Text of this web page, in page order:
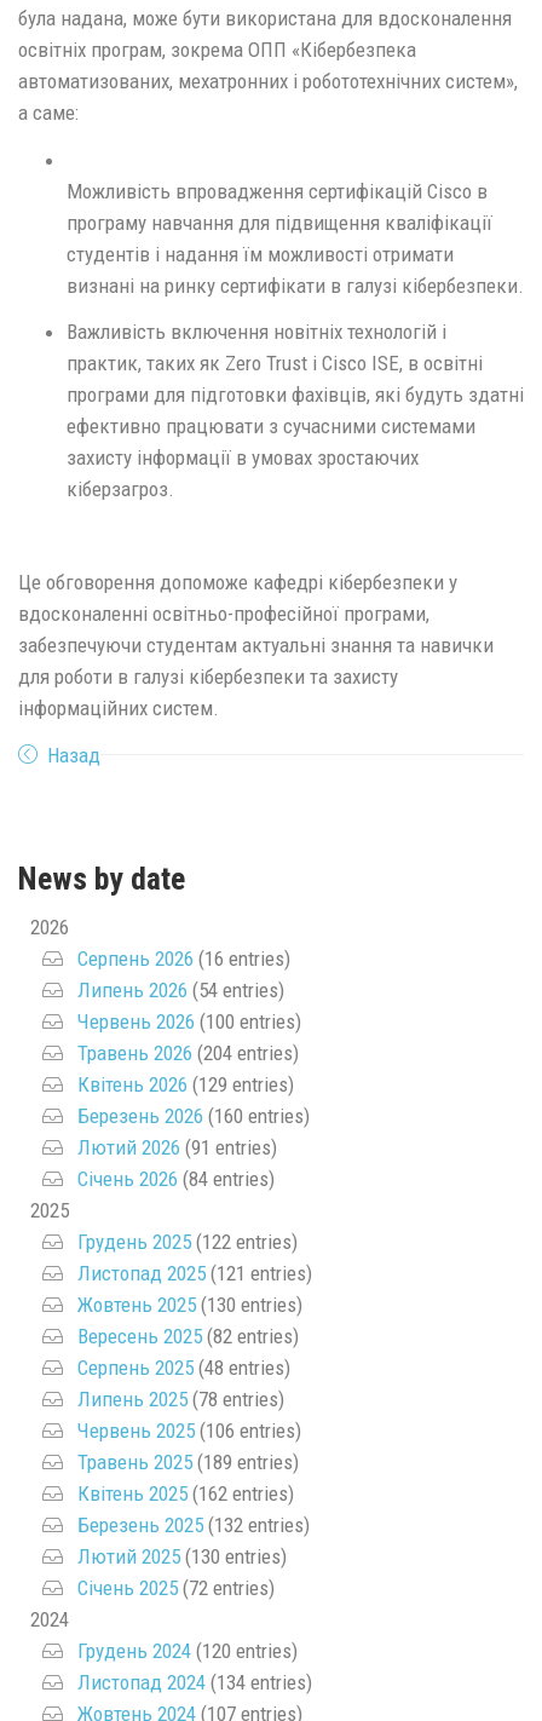
була надана, може бути використана для вдосконалення
освітніх програм, зокрема ОПП «Кібербезпека
автоматизованих, мехатронних і робототехнічних систем»,
а саме:
Можливість впровадження сертифікацій Cisco в
програму навчання для підвищення кваліфікації
студентів і надання їм можливості отримати
визнані на ринку сертифікати в галузі кібербезпеки.
Важливість включення новітніх технологій і
практик, таких як Zero Trust і Cisco ISE, в освітні
програми для підготовки фахівців, які будуть здатні
ефективно працювати з сучасними системами
захисту інформації в умовах зростаючих
кіберзагроз.
Це обговорення допоможе кафедрі кібербезпеки у
вдосконаленні освітньо-професійної програми,
забезпечуючи студентам актуальні знання та навички
для роботи в галузі кібербезпеки та захисту
інформаційних систем.
Назад
News by date
2026
Серпень 2026 (16 entries)
Липень 2026 (54 entries)
Червень 2026 (100 entries)
Травень 2026 (204 entries)
Квітень 2026 (129 entries)
Березень 2026 (160 entries)
Лютий 2026 (91 entries)
Січень 2026 (84 entries)
2025
Грудень 2025 (122 entries)
Листопад 2025 (121 entries)
Жовтень 2025 (130 entries)
Вересень 2025 (82 entries)
Серпень 2025 (48 entries)
Липень 2025 (78 entries)
Червень 2025 (106 entries)
Травень 2025 (189 entries)
Квітень 2025 (162 entries)
Березень 2025 (132 entries)
Лютий 2025 (130 entries)
Січень 2025 (72 entries)
2024
Грудень 2024 (120 entries)
Листопад 2024 (134 entries)
Жовтень 2024 (107 entries)